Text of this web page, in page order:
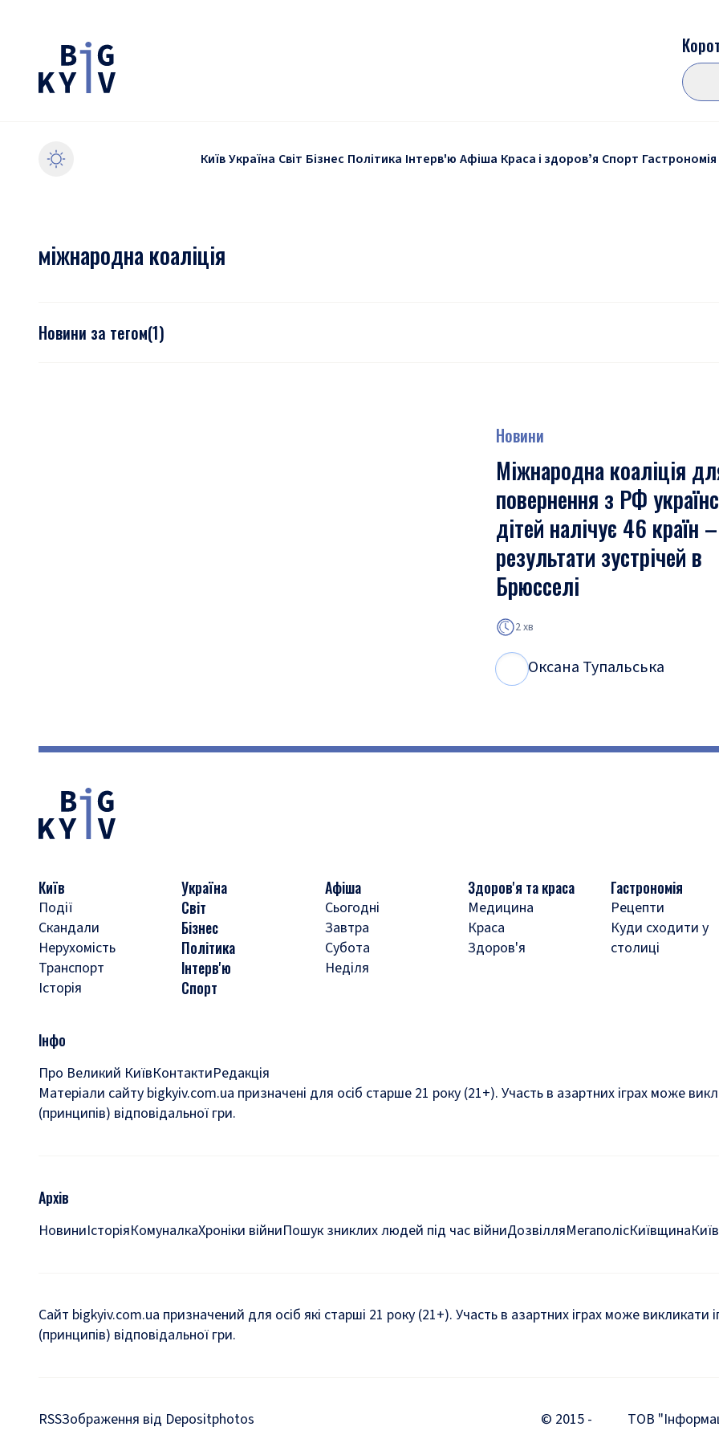
КиївУкраїна Світ Бізнес Політика Інтерв'ю Афіша Краса і здоровʼя Спорт Гастрономія
міжнародна коаліція
Новини за тегом(1)
Новини
Міжнародна коаліція
повернення з РФ
дітей налічує 46 країн –
результати зустрічей в
Брюсселі
2 хв
Оксана Тупальська
Київ
Події
Скандали
Нерухомість
Транспорт
Історія
Україна
Світ
Бізнес
Політика
Інтерв'ю
Спорт
Афіша
Сьогодні
Завтра
Субота
Неділя
Здоров'я та краса
Медицина
Краса
Здоров'я
Гастрономія
Рецепти
Куди сходити у
столиці
Інфо
Про Великий КиївКонтактиРедакція
Матеріали сайту bigkyiv.com.ua призначені для осіб старше 21 року (21+). Участь в азартних іграх може
(принципів) відповідальної гри.
Архів
НовиниІсторіяКомуналкаХроніки війниПошук зниклих людей під час війниДозвілляМегаполісКиївщина
Сайт bigkyiv.com.ua призначений для осіб які старші 21 року (21+). Участь в азартних іграх може викликати
(принципів) відповідальної гри.
RSSЗображення від Depositphotos © 2015 - ТОВ